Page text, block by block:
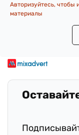
Авторизуйтесь, чтобы
материалы